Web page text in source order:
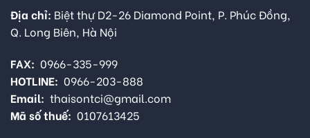
Địa chỉ: Biệt thự D2-26 Diamond Point, P. Phúc Đồng,
Q. Long Biên, Hà Nội
FAX: 0966-335-999
HOTLINE: 0966-203-888
Email: thaisontci@gmail.com
Mã số thuế: 0107613425